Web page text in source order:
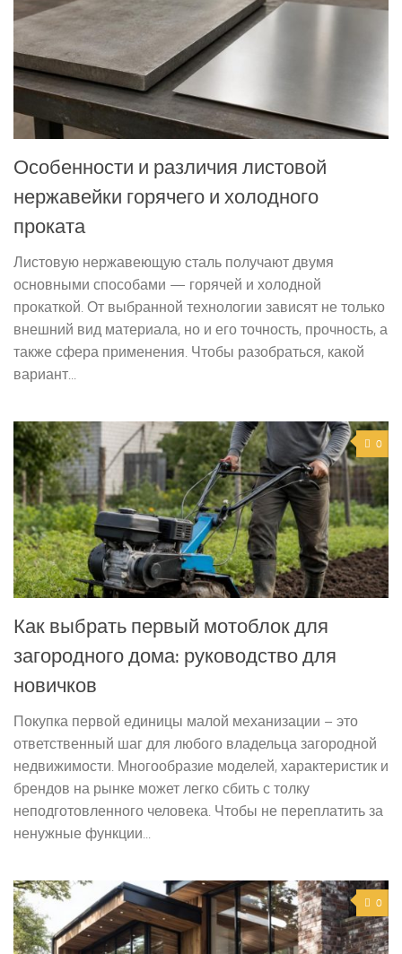
Особенности и различия листовой
нержавейки горячего и холодного
проката
Листовую нержавеющую сталь получают двумя
основными способами — горячей и холодной
прокаткой. От выбранной технологии зависят не только
внешний вид материала, но и его точность, прочность, а
также сфера применения. Чтобы разобраться, какой
вариант...
0
Как выбрать первый мотоблок для
загородного дома: руководство для
новичков
Покупка первой единицы малой механизации – это
ответственный шаг для любого владельца загородной
недвижимости. Многообразие моделей, характеристик и
брендов на рынке может легко сбить с толку
неподготовленного человека. Чтобы не переплатить за
ненужные функции...
0